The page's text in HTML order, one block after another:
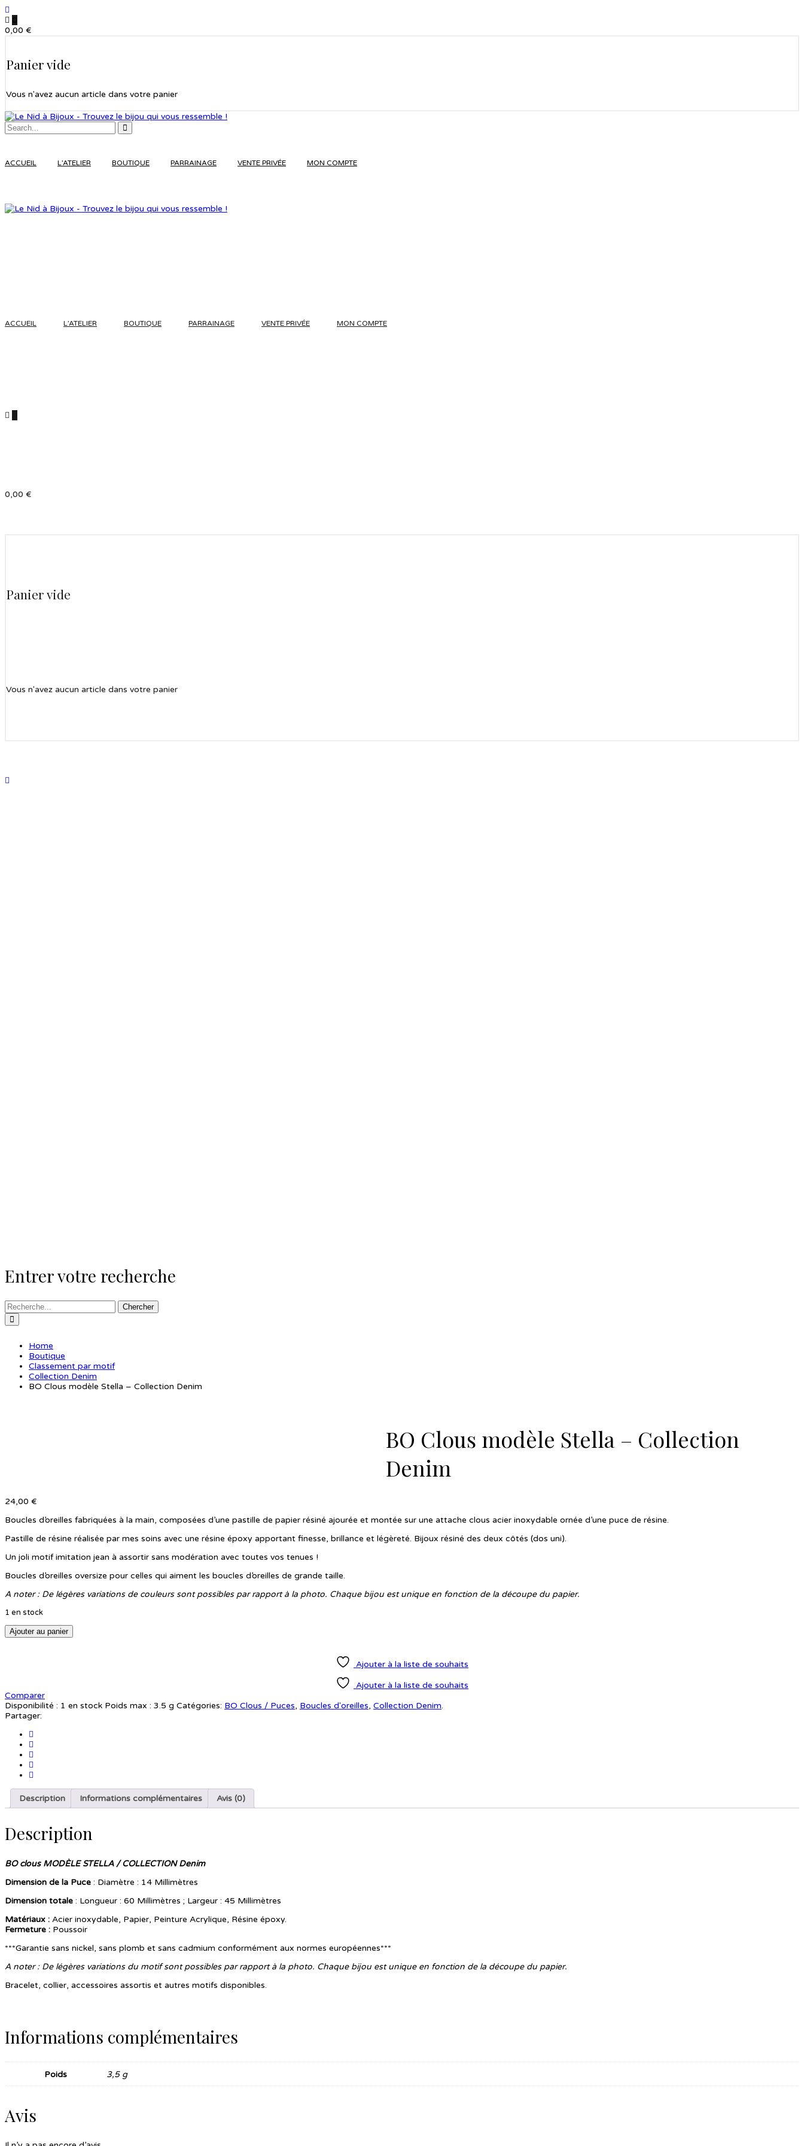
0
0,00 €
Panier vide
Vous n'avez aucun article dans votre panier
ACCUEIL L’ATELIER BOUTIQUE PARRAINAGE VENTE PRIVÉE MON COMPTE
ACCUEIL L’ATELIER BOUTIQUE PARRAINAGE VENTE PRIVÉE MON COMPTE
0,00 €
Panier vide
Vous n'avez aucun article dans votre panier
Entrer votre recherche
Chercher
Home
Boutique
Classement par motif
Collection Denim
BO Clous modèle Stella – Collection Denim
BO Clous modèle Stella – Collection
Denim
24,00 €
Boucles d’oreilles fabriquées à la main, composées d’une pastille de papier résiné ajourée et montée sur une attache clous acier inoxydable ornée d’une puce de résine.
Pastille de résine réalisée par mes soins avec une résine époxy apportant finesse, brillance et légèreté. Bijoux résiné des deux côtés (dos uni).
Un joli motif imitation jean à assortir sans modération avec toutes vos tenues !
Boucles d’oreilles oversize pour celles qui aiment les boucles d’oreilles de grande taille.
A noter : De légères variations de couleurs sont possibles par rapport à la photo. Chaque bijou est unique en fonction de la découpe du papier.
1 en stock
Ajouter au panier
Ajouter à la liste de souhaits
Ajouter à la liste de souhaits
Comparer
Disponibilité : 1 en stock Poids max : 3.5 g Catégories: BO Clous / Puces, Boucles d'oreilles, Collection Denim.
Partager:
Description Informations complémentaires Avis (0)
Description
BO clous MODÈLE STELLA / COLLECTION Denim
Dimension de la Puce : Diamètre : 14 Millimètres
Dimension totale : Longueur : 60 Millimètres ; Largeur : 45 Millimètres
Matériaux : Acier inoxydable, Papier, Peinture Acrylique, Résine époxy.
Fermeture : Poussoir
***Garantie sans nickel, sans plomb et sans cadmium conformément aux normes européennes***
A noter : De légères variations du motif sont possibles par rapport à la photo. Chaque bijou est unique en fonction de la découpe du papier.
Bracelet, collier, accessoires assortis et autres motifs disponibles.
Informations complémentaires
Poids 3,5 g
Avis